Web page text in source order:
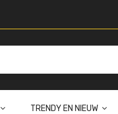
TRENDY EN NIEUW